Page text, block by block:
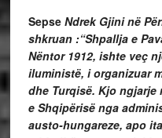
Sepse Ndrek Gjini në
shkruan :“Shpallja e
Nëntor 1912, ishte veç
iluministë, i organizuar
dhe Turqisë. Kjo
e Shqipërisë nga
austo-hungareze, apo